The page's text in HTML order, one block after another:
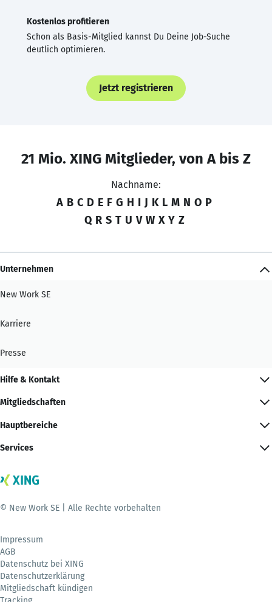
Kostenlos profitieren
Schon als Basis-Mitglied kannst Du Deine Job-Suche
deutlich optimieren.
Jetzt registrieren
21 Mio. XING Mitglieder, von A bis Z
Nachname:
A B C D E F G H I J K L M N O P
Q R S T U V W X Y Z
Unternehmen
New Work SE
Karriere
Presse
Hilfe & Kontakt
Mitgliedschaften
Hauptbereiche
Services
© New Work SE | Alle Rechte vorbehalten
Impressum
AGB
Datenschutz bei XING
Datenschutzerklärung
Mitgliedschaft kündigen